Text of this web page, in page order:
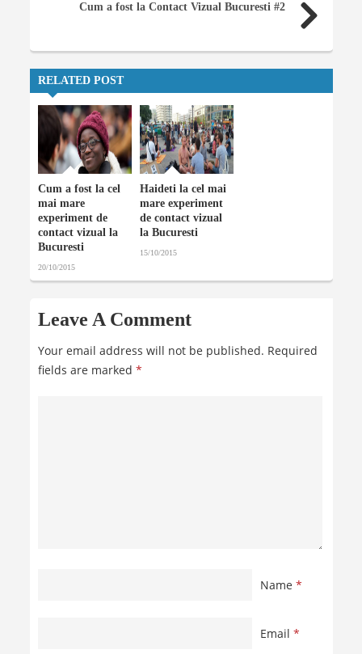
Cum a fost la Contact Vizual Bucuresti #2
RELATED POST
Cum a fost la cel
mai mare
experiment de
contact vizual la
Bucuresti
20/10/2015
Haideti la cel mai
mare experiment
de contact vizual
la Bucuresti
15/10/2015
Leave A Comment
Your email address will not be published. Required
fields are marked *
Name *
Email *